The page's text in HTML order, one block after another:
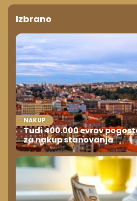
Izbrano
NAKUP
Tudi 400.000 evrov
za nakup stanovanja